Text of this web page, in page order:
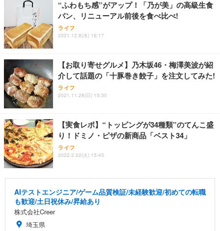
“ふわもち感”がアップ！「乃が美」の高級生食
パン、リニューアル前後を食べ比べ!
ライフ
2021.12.8(水) 16:17
【お取り寄せグルメ】乃木坂46・梅澤美波が紹
介して話題の「十豚巻き餃子」を注文してみた!
ライフ
2021.11.28(日) 15:30
【実食レポ】“トッピングが34種類”のてんこ盛
り！ドミノ・ピザの新商品「ベスト34」
ライフ
2022.2.22(火) 15:45
AIテストエンジニア/ゲーム品質検証/未経験歓迎/初めての転職
も歓迎/土日祝休み/昇給あり
株式会社Creer
埼玉県